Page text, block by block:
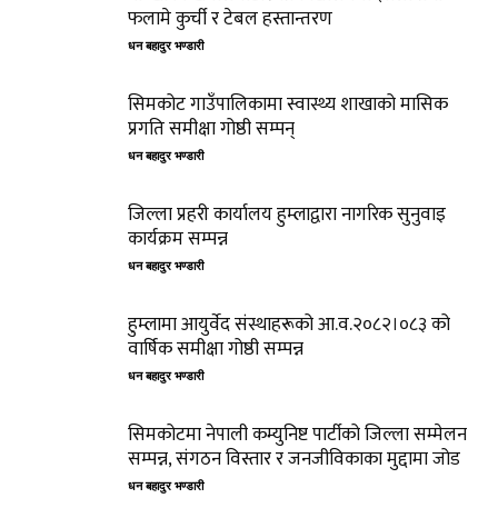
फलामे कुर्ची र टेबल हस्तान्तरण
धन बहादुर भण्डारी
सिमकोट गाउँपालिकामा स्वास्थ्य शाखाको मासिक
प्रगति समीक्षा गोष्ठी सम्पन्
धन बहादुर भण्डारी
जिल्ला प्रहरी कार्यालय हुम्लाद्वारा नागरिक सुनुवाइ
कार्यक्रम सम्पन्न
धन बहादुर भण्डारी
हुम्लामा आयुर्वेद संस्थाहरूको आ.व.२०८२।०८३ को
वार्षिक समीक्षा गोष्ठी सम्पन्न
धन बहादुर भण्डारी
सिमकोटमा नेपाली कम्युनिष्ट पार्टीको जिल्ला सम्मेलन
सम्पन्न, संगठन विस्तार र जनजीविकाका मुद्दामा जोड
धन बहादुर भण्डारी